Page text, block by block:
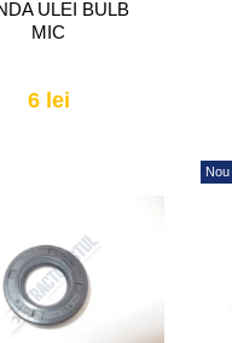
ULEI BULB
MIC
6 lei
Nou